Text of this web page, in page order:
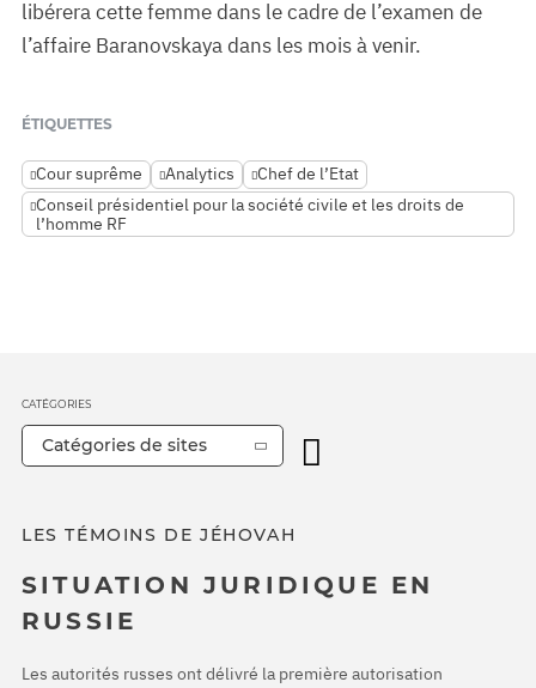
libérera cette femme dans le cadre de l’examen de
l’affaire Baranovskaya dans les mois à venir.
ÉTIQUETTES
Cour suprême Analytics
Chef de l’Etat
Conseil présidentiel pour la société civile et les droits de
l’homme RF
LES TÉMOINS DE JÉHOVAH
SITUATION JURIDIQUE EN
RUSSIE
Les autorités russes ont délivré la première autorisation
CATÉGORIES
Catégories de sites